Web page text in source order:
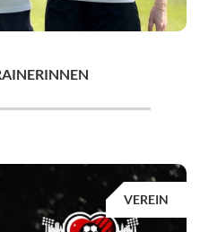
VEREIN